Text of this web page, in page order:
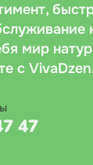
мир
с
47